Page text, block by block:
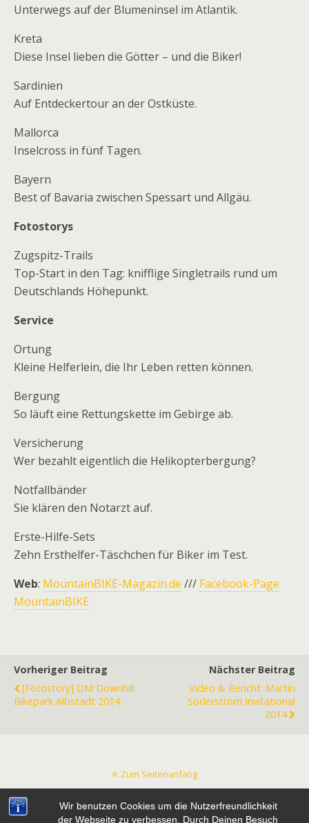
Wir benutzen Cookies um die Nutzerfreundlichkeit
der Webseite zu verbessen. Durch Deinen Besuch
Unterwegs auf der Blumeninsel im Atlantik.
Kreta
Diese Insel lieben die Götter – und die Biker!
Sardinien
Auf Entdeckertour an der Ostküste.
Mallorca
Inselcross in fünf Tagen.
Bayern
Best of Bavaria zwischen Spessart und Allgäu.
Fotostorys
Zugspitz-Trails
Top-Start in den Tag: knifflige Singletrails rund um
Deutschlands Höhepunkt.
Service
Ortung
Kleine Helferlein, die Ihr Leben retten können.
Bergung
So läuft eine Rettungskette im Gebirge ab.
Versicherung
Wer bezahlt eigentlich die Helikopterbergung?
Notfallbänder
Sie klären den Notarzt auf.
Erste-Hilfe-Sets
Zehn Ersthelfer-Täschchen für Biker im Test.
Web: MountainBIKE-Magazin.de /// Facebook-Page
MountainBIKE
Vorheriger Beitrag
[Fotostory] DM Downhill
Bikepark Albstadt 2014
Nächster Beitrag
Video & Bericht: Martin
Söderström Invitational
2014
Zum Seitenanfang
Mobil Desktop